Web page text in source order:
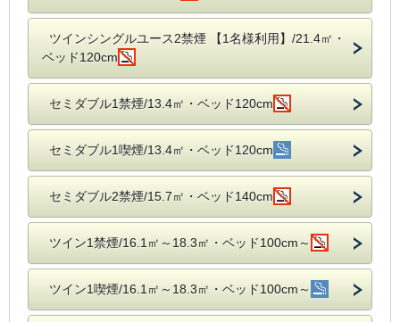
ツインシングルユース2禁煙 【1名様利用】/21.4㎡・
ベッド120cm
セミダブル1禁煙/13.4㎡・ベッド120cm
セミダブル1喫煙/13.4㎡・ベッド120cm
セミダブル2禁煙/15.7㎡・ベッド140cm
ツイン1禁煙/16.1㎡～18.3㎡・ベッド100cm～
ツイン1喫煙/16.1㎡～18.3㎡・ベッド100cm～